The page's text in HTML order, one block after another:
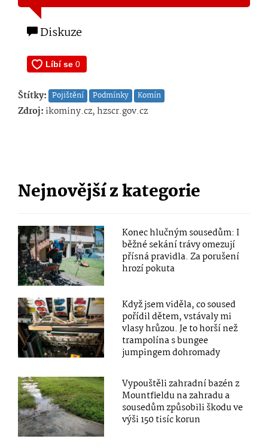
Diskuze
Štítky: Pojištění Podmínky Komín
Zdroj: ikominy.cz, hzscr.gov.cz
Nejnovější z kategorie
Konec hlučným sousedům: I
běžné sekání trávy omezují
přísná pravidla. Za porušení
hrozí pokuta
Když jsem viděla, co soused
pořídil dětem, vstávaly mi
vlasy hrůzou. Je to horší než
trampolína s bungee
jumpingem dohromady
Vypouštěli zahradní bazén z
Mountfieldu na zahradu a
sousedům způsobili škodu ve
výši 150 tisíc korun